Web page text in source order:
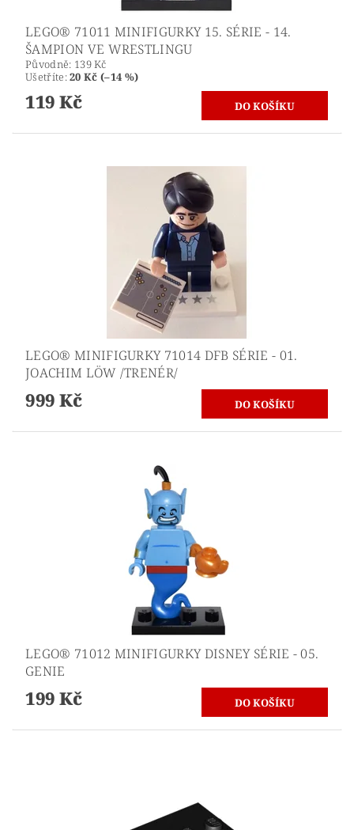
LEGO® 71011 MINIFIGURKY 15. SÉRIE - 14.
ŠAMPION VE WRESTLINGU
Původně: 139 Kč
Ušetříte:20 Kč (–14 %)
119 Kč
LEGO® MINIFIGURKY 71014 DFB SÉRIE - 01.
JOACHIM LÖW /TRENÉR/
999 Kč
LEGO® 71012 MINIFIGURKY DISNEY SÉRIE - 05.
GENIE
199 Kč